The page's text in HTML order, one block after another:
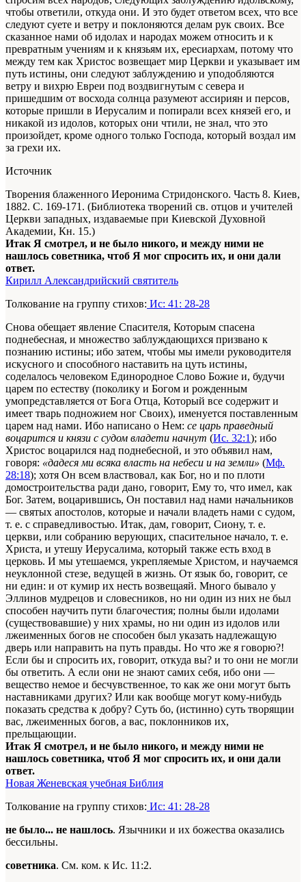
чтобы ответили, откуда они. И это будет ответом всех, что все
следуют суете и ветру и поклоняются делам рук своих. Все
сказанное нами об идолах и народах можем относить и к
превратным учениям и к князьям их, ересиархам, потому что
между тем как Христос возвещает мир Церкви и указывает им
путь истины, они следуют заблуждению и уподобляются
ветру и вихрю Евреи под воздвигнутым с севера и
пришедшим от восхода солнца разумеют ассириян и персов,
которые пришли в Иерусалим и попирали всех князей его, и
никакой из идолов, которых они чтили, не знал, что это
произойдет, кроме одного только Господа, который воздал им
за грехи их.
Источник
Творения блаженного Иеронима Стридонского. Часть 8. Киев,
1882. С. 169-171. (Библиотека творений св. отцов и учителей
Церкви западных, издаваемые при Киевской Духовной
Академии, Кн. 15.)
Итак Я смотрел, и не было никого, и между ними не
нашлось советника, чтоб Я мог спросить их, и они дали
ответ.
Кирилл Александрийский святитель
Толкование на группу стихов: Ис: 41: 28-28
Снова обещает явление Спасителя, Которым спасена
поднебесная, и множество заблуждающихся призвано к
познанию истины; ибо затем, чтобы мы имели руководителя
искусного и способного наставить на цуть истины,
соделалось человеком Единородное Слово Божие и, будучи
царем по естеству (поколику и Богом и рожденным
умопредставляется от Бога Отца, Который все содержит и
имеет тварь подножием ног Своих), именуется поставленным
царем над нами. Ибо написано о Нем: се царь праведный
воцарится и князи с судом владети начнут (Ис. 32:1); ибо
Христос воцарился над поднебесной, и это объявил нам,
говоря: «дадеся ми всяка власть на небеси и на земли» (Мф.
28:18); хотя Он всем властвовал, как Бог, но и по плоти
домостроительства ради дано, говорит, Ему то, что имел, как
Бог. Затем, воцарившись, Он поставил над нами начальников
— святых апостолов, которые и начали владеть нами с судом,
т. е. с справедливостью. Итак, дам, говорит, Сиону, т. е.
церкви, или собранию верующих, спасительное начало, т. е.
Христа, и утешу Иерусалима, который также есть вход в
церковь. И мы утешаемся, укрепляемые Христом, и научаемся
неуклонной стезе, ведущей в жизнь. От язык бо, говорит, се
ни един: и от кумир их несть возвещаяй. Много бывало у
Эллинов мудрецов и словесников, но ни один из них не был
способен научить пути благочестия; полны были идолами
(существовавшие) у них храмы, но ни один из идолов или
лжеименных богов не способен был указать надлежащую
дверь или направить на путь правды. Но что же я говорю?!
Если бы и спросить их, говорит, откуда вы? и то они не могли
бы ответить. А если они не знают самих себя, ибо они —
вещество немое и бесчувственное, то как же они могут быть
наставниками других? Или как вообще могут кому-нибудь
показать средства к добру? Суть бо, (истинно) суть творящии
вас, лжеименных богов, а вас, поклонников их,
прельщающии.
Итак Я смотрел, и не было никого, и между ними не
нашлось советника, чтоб Я мог спросить их, и они дали
ответ.
Новая Женевская учебная Библия
Толкование на группу стихов: Ис: 41: 28-28
не было... не нашлось. Язычники и их божества оказались
бессильны.
советника. См. ком. к Ис. 11:2.